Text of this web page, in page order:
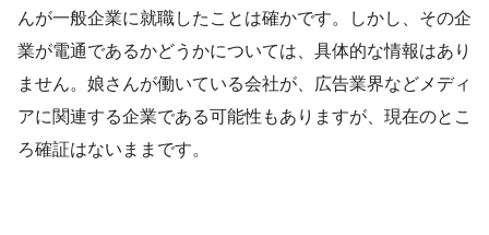
んが一般企業に就職したことは確かです。しかし、その企
業が電通であるかどうかについては、具体的な情報はあり
ません。娘さんが働いている会社が、広告業界などメディ
アに関連する企業である可能性もありますが、現在のとこ
ろ確証はないままです。